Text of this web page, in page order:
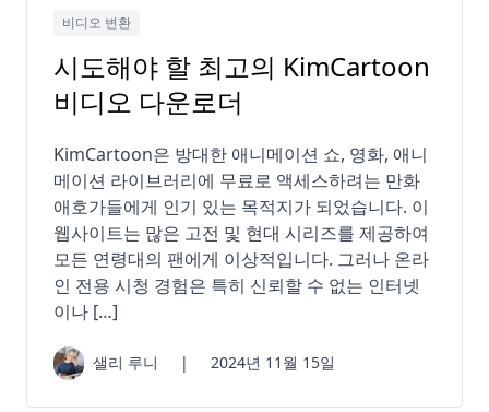
비디오 변환
시도해야 할 최고의 KimCartoon
비디오 다운로더
KimCartoon은 방대한 애니메이션 쇼, 영화, 애니
메이션 라이브러리에 무료로 액세스하려는 만화
애호가들에게 인기 있는 목적지가 되었습니다. 이
웹사이트는 많은 고전 및 현대 시리즈를 제공하여
모든 연령대의 팬에게 이상적입니다. 그러나 온라
인 전용 시청 경험은 특히 신뢰할 수 없는 인터넷
이나 […]
샐리 루니 | 2024년 11월 15일